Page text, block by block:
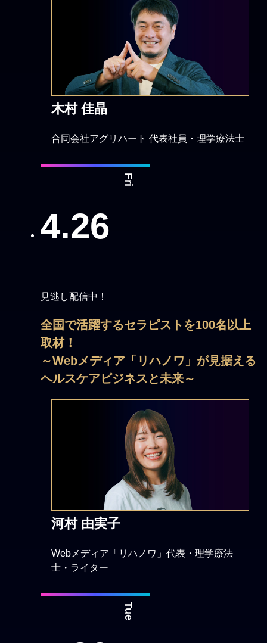
木村 佳晶
合同会社アグリハート 代表社員・理学療法士
4.26
Fri
見逃し配信中！
全国で活躍するセラピストを100名以上
取材！
～Webメディア「リハノワ」が見据える
ヘルスケアビジネスと未来～
河村 由実子
Webメディア「リハノワ」代表・理学療法
士・ライター
Tue